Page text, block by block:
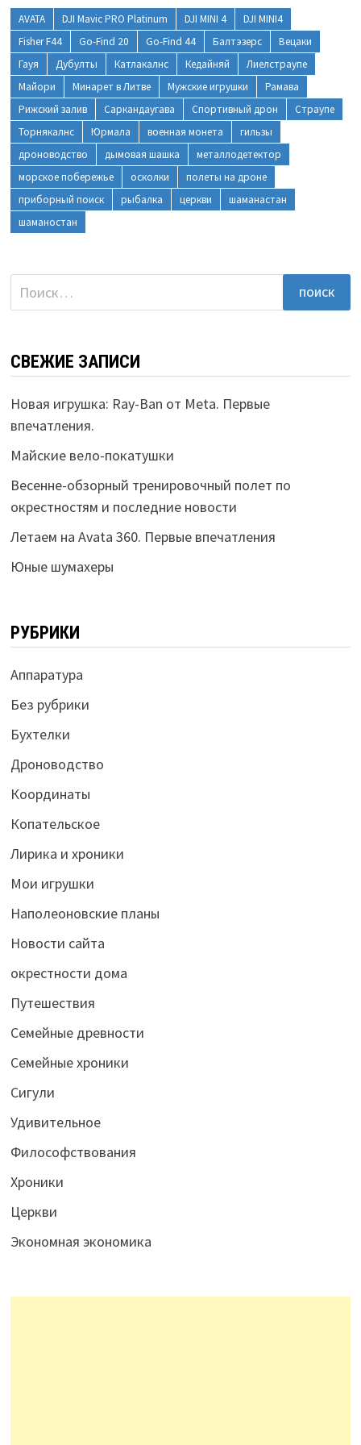
AVATA DJI Mavic PRO Platinum DJI MINI 4
DJI MINI4
Fisher F44
Go-Find 20 Go-Find 44 Балтэзерс
Вецаки
Гауя
Дубулты Катлакалнс Кедайняй
Лиелстраупе
Майори
Минарет в Литве Мужские игрушки
Рамава
Рижский залив
Саркандаугава Спортивный дрон
Страупе
Торнякалнс
Юрмала военная монета
гильзы
дроноводство
дымовая шашка
металлодетектор
морское побережье
осколки
полеты на дроне
приборный поиск
рыбалка церкви
шаманастан
шаманостан
Найти:
СВЕЖИЕ ЗАПИСИ
Новая игрушка: Ray-Ban от Meta. Первые
впечатления.
Майские вело-покатушки
Весенне-обзорный тренировочный полет по
окрестностям и последние новости
Летаем на Avata 360. Первые впечатления
Юные шумахеры
РУБРИКИ
Аппаратура
Без рубрики
Бухтелки
Дроноводство
Координаты
Копательское
Лирика и хроники
Мои игрушки
Наполеоновские планы
Новости сайта
окрестности дома
Путешествия
Семейные древности
Семейные хроники
Сигули
Удивительное
Философствования
Хроники
Церкви
Экономная экономика